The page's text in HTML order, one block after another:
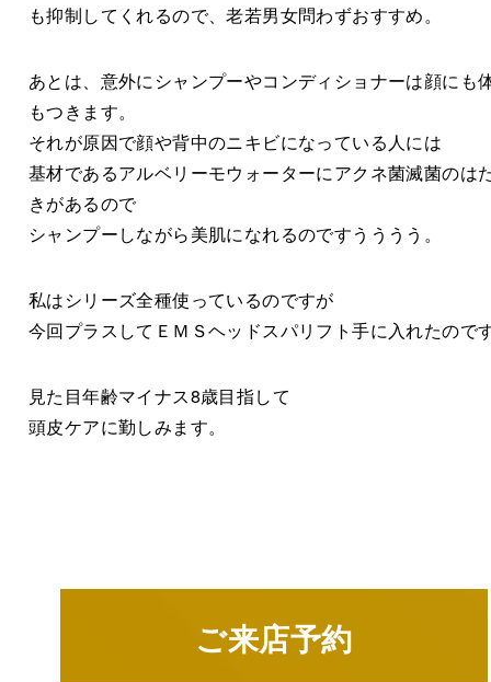
も抑制してくれるので、老若男女問わずおすすめ。
あとは、意外にシャンプーやコンディショナーは顔にも
もつきます。
それが原因で顔や背中のニキビになっている人には
基材であるアルベリーモウォーターにアクネ菌滅菌のは
きがあるので
シャンプーしながら美肌になれるのですうううう。
私はシリーズ全種使っているのですが
今回プラスしてＥＭＳヘッドスパリフト手に入れたので
見た目年齢マイナス8歳目指して
頭皮ケアに勤しみます。
ご来店予約